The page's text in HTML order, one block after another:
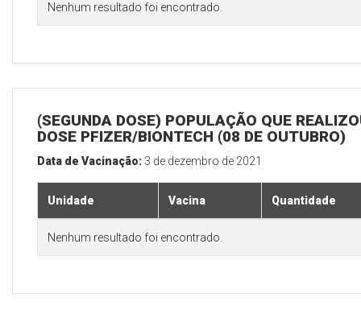
Nenhum resultado foi encontrado.
(SEGUNDA DOSE) POPULAÇÃO QUE
DOSE PFIZER/BIONTECH (08 DE OUTUBRO)
Data de Vacinação: 3 de dezembro de 2021
Unidade Vacina Quantidade
Nenhum resultado foi encontrado.